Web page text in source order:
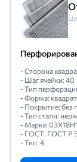
- Сторона
- Шаг ячейки: 40
- Тип
- Форма:
- Покрытие: без
- Тип стали:
- Марка:
- ГОСТ: ГОСТ Р
- Тип: 4